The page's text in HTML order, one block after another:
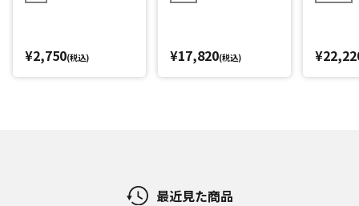
¥2,750(税込) ¥17,820(税込)
最近見た商品